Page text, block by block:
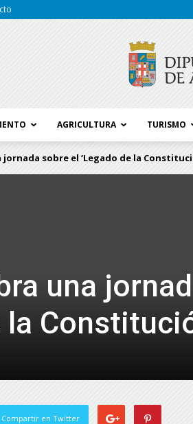
AGRICULTURA TURISMO
jornada sobre el ‘Legado de la
una
la
Compartir en Twitter